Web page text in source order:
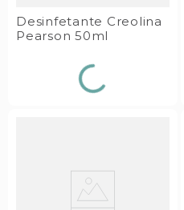
Desinfetante Creolina
Pearson 50ml